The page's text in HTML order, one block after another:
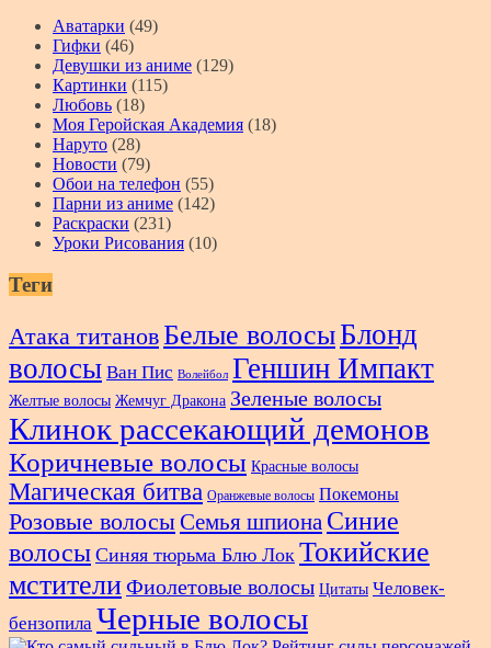
Аватарки (49)
Гифки (46)
Девушки из аниме (129)
Картинки (115)
Любовь (18)
Моя Геройская Академия (18)
Наруто (28)
Новости (79)
Обои на телефон (55)
Парни из аниме (142)
Раскраски (231)
Уроки Рисования (10)
Теги
Атака титановБелые волосыБлонд
волосы Ван Пис Волейбол Геншин Импакт
Желтые волосы Жемчуг Дракона Зеленые волосы
Клинок рассекающий демонов
Коричневые волосы Красные волосы
Магическая битва Оранжевые волосы Покемоны
Розовые волосыСемья шпиона Синие
волосы Синяя тюрьма Блю Лок Токийские
мстителиФиолетовые волосы Цитаты Человек-
бензопила Черные волосы